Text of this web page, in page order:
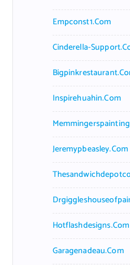
Empconst1.com
Cinderella-
Inspirehuahin.com
Jeremypbeasley.com
Hotflashdesigns.com
Garagenadeau.com